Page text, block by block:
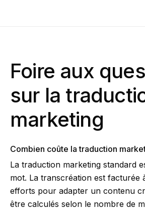
Foire aux
sur la
marketing
Combien coûte la traduction
La traduction marketing standard
mot. La transcréation est facturée
efforts pour adapter un contenu
être calculés selon le nombre de